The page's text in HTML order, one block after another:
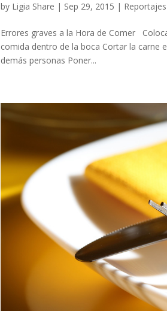
by Ligia Share | Sep 29, 2015 | Reportajes
Errores graves a la Hora de Comer
comida dentro de la boca Cortar la carne
demás personas Poner...